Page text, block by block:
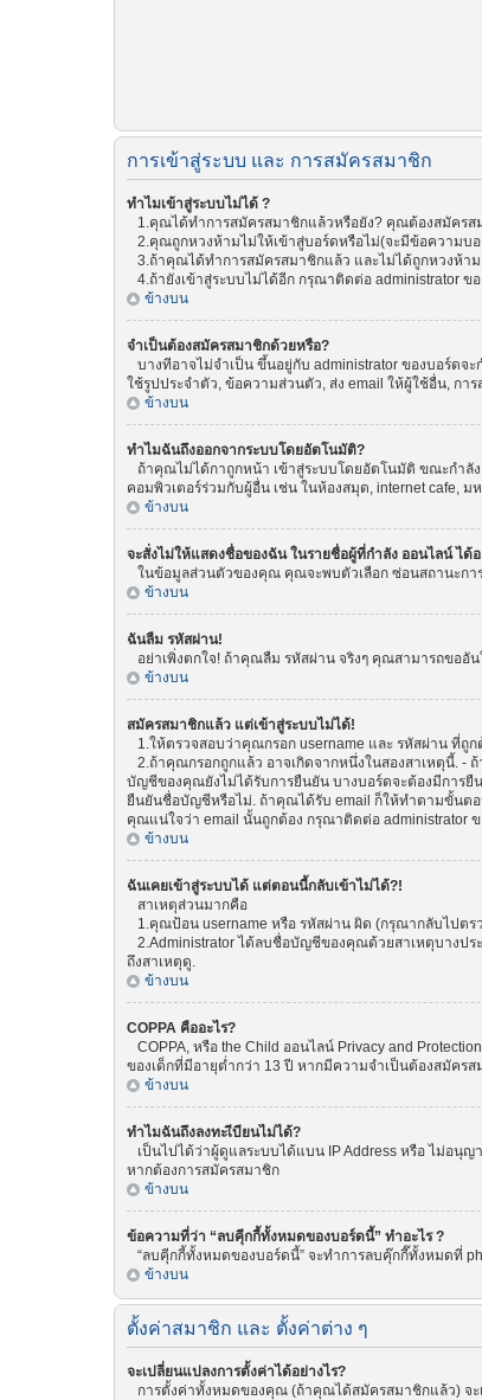
การเข้าสู่ระบบ และ การสมัครสมาชิก
ทำไมเข้าสู่ระบบไม่ได้ ?
1.คุณได้ทำการสมัครสมาชิกแล้วหรือยัง? คุณต้องสมัครส
2.คุณถูกหวงห้ามไม่ให้เข้าสู่บอร์ดหรือไม่(จะมีข้อความบ
3.ถ้าคุณได้ทำการสมัครสมาชิกแล้ว และไม่ได้ถูกหวงห้า
4.ถ้ายังเข้าสู่ระบบไม่ได้อีก กรุณาติดต่อ administrator
ข้างบน
จำเป็นต้องสมัครสมาชิกด้วยหรือ?
บางทีอาจไม่จำเป็น ขึ้นอยู่กับ administrator ของบอร์ด
ใช้รูปประจำตัว, ข้อความส่วนตัว, ส่ง email ให้ผู้ใช้อื่น, กา
ข้างบน
ทำไมฉันถึงออกจากระบบโดยอัตโนมัติ?
ถ้าคุณไม่ได้กาถูกหน้า เข้าสู่ระบบโดยอัตโนมัติ ขณะกำลั
คอมพิวเตอร์ร่วมกับผู้อื่น เช่น ในห้องสมุด, internet cafe, ม
ข้างบน
จะสั่งไม่ให้แสดงชื่อของฉัน ในรายชื่อผู้ที่กำลัง ออนไลน์ ได้อ
ในข้อมูลส่วนตัวของคุณ คุณจะพบตัวเลือก ซ่อนสถานะกา
ข้างบน
ฉันลืม รหัสผ่าน!
อย่าเพิ่งตกใจ! ถ้าคุณลืม รหัสผ่าน จริงๆ คุณสามารถขออั
ข้างบน
สมัครสมาชิกแล้ว แต่เข้าสู่ระบบไม่ได้!
1.ให้ตรวจสอบว่าคุณกรอก username และ รหัสผ่าน ที่ถูก
2.ถ้าคุณกรอกถูกแล้ว อาจเกิดจากหนึ่งในสองสาเหตุนี้.
บัญชีของคุณยังไม่ได้รับการยืนยัน บางบอร์ดจะต้องมีการยื
ยืนยันชื่อบัญชีหรือไม่. ถ้าคุณได้รับ email ก็ให้ทำตามขั้นต
คุณแน่ใจว่า email นั้นถูกต้อง กรุณาติดต่อ administrator
ข้างบน
ฉันเคยเข้าสู่ระบบได้ แต่ตอนนี้กลับเข้าไม่ได้?!
สาเหตุส่วนมากคือ
1.คุณป้อน username หรือ รหัสผ่าน ผิด (กรุณากลับไปต
2.Administrator ได้ลบชื่อบัญชีของคุณด้วยสาเหตุบางปร
ถึงสาเหตุดู.
ข้างบน
COPPA คืออะไร?
COPPA, หรือ the Child ออนไลน์ Privacy and
ของเด็กที่มีอายุต่ำกว่า 13 ปี หากมีความจำเป็นต้องสมัคร
ข้างบน
ทำไมฉันถึงลงทะเีบียนไม่ได้?
เป็นไปได้ว่าผู้ดูแลระบบได้แบน IP Address หรือ ไม่อนุญ
หากต้องการสมัครสมาชิก
ข้างบน
ข้อความที่ว่า “ลบคุีกกี้ทั้งหมดของบอร์ดนี้” ทำอะไร ?
“ลบคุีกกี้ทั้งหมดของบอร์ดนี้” จะทำการลบคุ๊กกี๊ทั้งหมดที่
ข้างบน
ตั้งค่าสมาชิก และ ตั้งค่าต่าง ๆ
จะเปลี่ยนแปลงการตั้งค่าได้อย่างไร?
การตั้งค่าทั้งหมดของคุณ (ถ้าคุณได้สมัครสมาชิกแล้ว) จะ